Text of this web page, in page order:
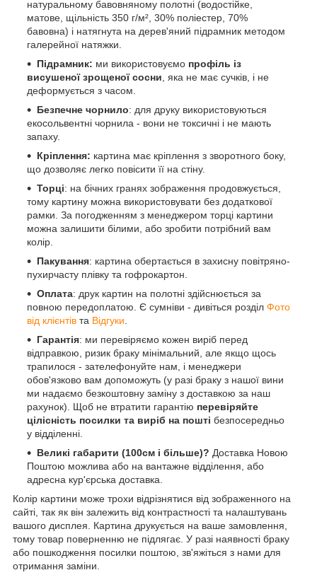
натуральному бавовняному полотні (водостійке,
матове, щільність 350 г/м², 30% поліестер, 70%
бавовна) і натягнута на дерев'яний підрамник методом
галерейної натяжки.
Підрамник: ми використовуємо профіль із
висушеної зрощеної сосни, яка не має сучків, і не
деформується з часом.
Безпечне чорнило: для друку використовуються
екосольвентні чорнила - вони не токсичні і не мають
запаху.
Кріплення: картина має кріплення з зворотного боку,
що дозволяє легко повісити її на стіну.
Торці: на бічних гранях зображення продовжується,
тому картину можна використовувати без додаткової
рамки. За погодженням з менеджером торці картини
можна залишити білими, або зробити потрібний вам
колір.
Пакування: картина обертається в захисну повітряно-
пухирчасту плівку та гофрокартон.
Оплата: друк картин на полотні здійснюється за
повною передоплатою. Є сумніви - дивіться розділ Фото
від клієнтів та Відгуки.
Гарантія: ми перевіряємо кожен виріб перед
відправкою, ризик браку мінімальний, але якщо щось
трапилося - зателефонуйте нам, і менеджери
обов'язково вам допоможуть (у разі браку з нашої вини
ми надаємо безкоштовну заміну з доставкою за наш
рахунок). Щоб не втратити гарантію перевіряйте
цілісність посилки та виріб на пошті безпосередньо
у відділенні.
Великі габарити (100см і більше)? Доставка Новою
Поштою можлива або на вантажне відділення, або
адресна кур'єрська доставка.
Колір картини може трохи відрізнятися від зображенного на
сайті, так як він залежить від контрастності та налаштувань
вашого дисплея. Картина друкується на ваше замовлення,
тому товар поверненню не підлягає. У разі наявності браку
або пошкодження посилки поштою, зв'яжіться з нами для
отримання заміни.